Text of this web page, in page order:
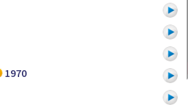
1970